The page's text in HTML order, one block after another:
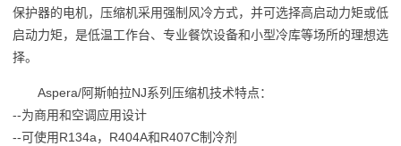
保护器的电机，压缩机采用强制风冷方式，并可选择高启动力矩或低
启动力矩，是低温工作台、专业餐饮设备和小型冷库等场所的理想选
择。
Aspera/阿斯帕拉NJ系列压缩机技术特点：
--为商用和空调应用设计
--可使用R134a，R404A和R407C制冷剂